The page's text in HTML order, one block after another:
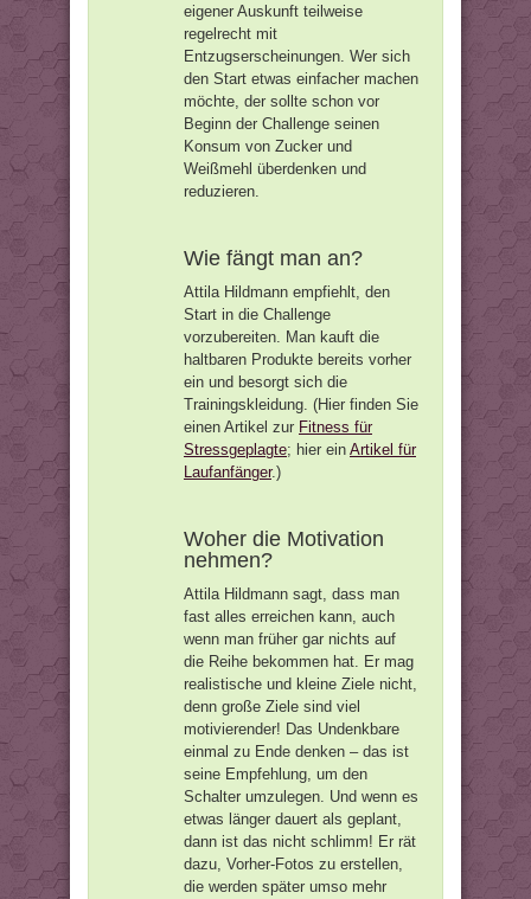
eigener Auskunft teilweise
regelrecht mit
Entzugserscheinungen. Wer sich
den Start etwas einfacher machen
möchte, der sollte schon vor
Beginn der Challenge seinen
Konsum von Zucker und
Weißmehl überdenken und
reduzieren.
Wie fängt man an?
Attila Hildmann empfiehlt, den
Start in die Challenge
vorzubereiten. Man kauft die
haltbaren Produkte bereits vorher
ein und besorgt sich die
Trainingskleidung. (Hier finden Sie
einen Artikel zur Fitness für
Stressgeplagte; hier ein Artikel für
Laufanfänger.)
Woher die Motivation
nehmen?
Attila Hildmann sagt, dass man
fast alles erreichen kann, auch
wenn man früher gar nichts auf
die Reihe bekommen hat. Er mag
realistische und kleine Ziele nicht,
denn große Ziele sind viel
motivierender! Das Undenkbare
einmal zu Ende denken – das ist
seine Empfehlung, um den
Schalter umzulegen. Und wenn es
etwas länger dauert als geplant,
dann ist das nicht schlimm! Er rät
dazu, Vorher-Fotos zu erstellen,
die werden später umso mehr